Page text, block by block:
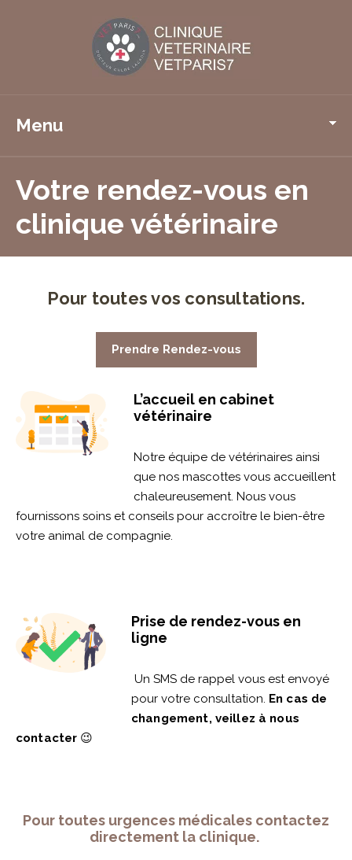
Menu
Votre rendez-vous en
clinique vétérinaire
Pour toutes vos consultations.
Prendre Rendez-vous
L’accueil en cabinet
vétérinaire
Notre équipe de vétérinaires ainsi
que nos mascottes vous accueillent
chaleureusement. Nous vous
fournissons soins et conseils pour accroître le bien-être
votre animal de compagnie.
Prise de rendez-vous en
ligne
Un SMS de rappel vous est envoyé
pour votre consultation. En cas de
changement, veillez à nous
contacter 😉
Pour toutes urgences médicales contactez
directement la clinique.